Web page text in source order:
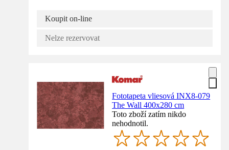
Koupit on-line
Nelze rezervovat
Fototapeta vliesová INX8-079
The Wall 400x280 cm
Toto zboží zatím nikdo
nehodnotil.